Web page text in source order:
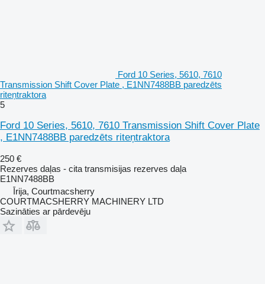
Ford 10 Series, 5610, 7610
Transmission Shift Cover Plate , E1NN7488BB paredzēts
riteņtraktora
5
Ford 10 Series, 5610, 7610 Transmission Shift Cover Plate
, E1NN7488BB paredzēts riteņtraktora
250 €
Rezerves daļas - cita transmisijas rezerves daļa
E1NN7488BB
Īrija, Courtmacsherry
COURTMACSHERRY MACHINERY LTD
Sazināties ar pārdevēju